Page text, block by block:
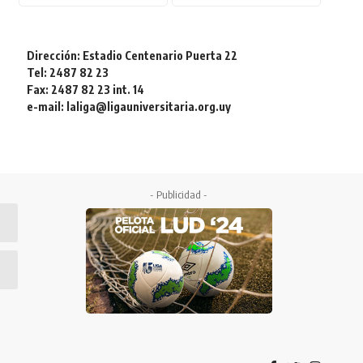
Dirección: Estadio Centenario Puerta 22
Tel: 2487 82 23
Fax: 2487 82 23 int. 14
e-mail: laliga@ligauniversitaria.org.uy
- Publicidad -